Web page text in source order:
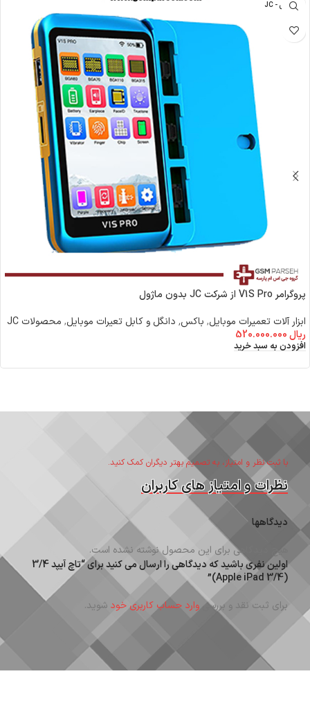
جی سی - JC
پروگرامر V1S Pro از شرکت JC بدون ماژول
ابزار آلات تعمیرات موبایل, باکس٬ دانگل و کابل تعیرات موبایل , محصولات JC
ریال
افزودن به سبد خرید
با ثبت نظر و امتیاز، به تصمیم بهتر دیگران کمک کنید.
نظرات و امتیاز های کاربران
دیدگاهها
هیچ دیدگاهی برای این محصول نوشته نشده است.
اولین نفری باشید که دیدگاهی را ارسال می کنید برای “تاچ آیپد 3/4
(Apple iPad 3/4)”
برای ثبت نقد و بررسیوارد حساب کاربری خود شوید.